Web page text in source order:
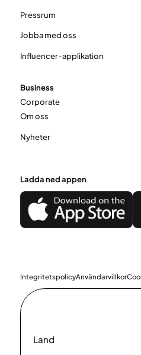
Pressrum
Jobba med oss
Influencer-applikation
Business
Corporate
Om oss
Nyheter
Ladda ned appen
IntegritetspolicyAnvändarvillkor
Land